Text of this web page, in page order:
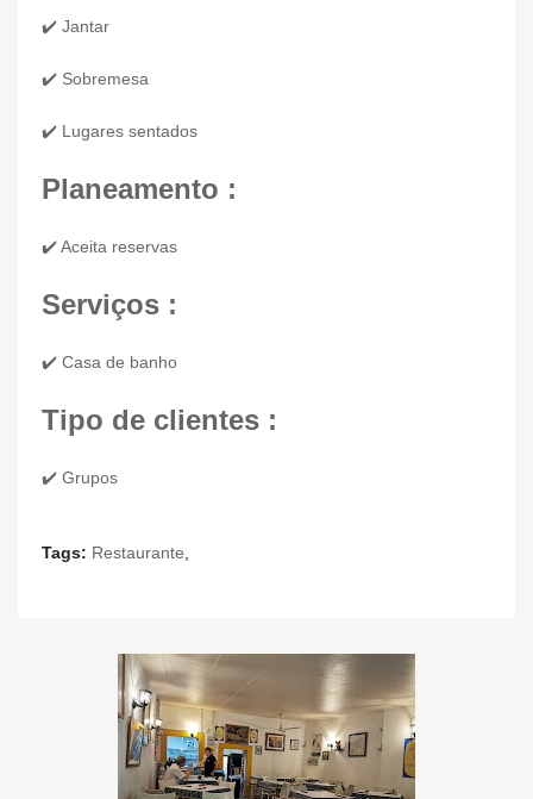
✔️ Jantar
✔️ Sobremesa
✔️ Lugares sentados
Planeamento :
✔️ Aceita reservas
Serviços :
✔️ Casa de banho
Tipo de clientes :
✔️ Grupos
Tags: Restaurante